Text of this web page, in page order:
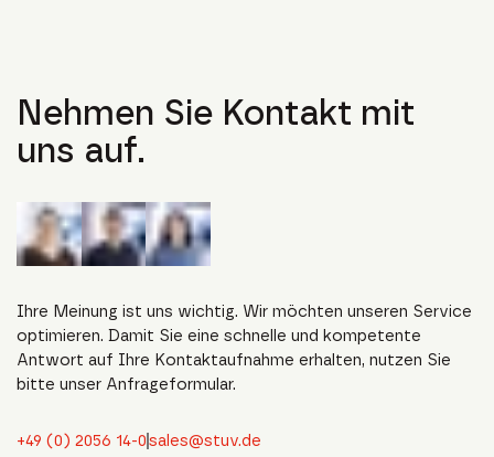
Nehmen Sie Kontakt mit
uns auf.
Ihre Meinung ist uns wichtig. Wir möchten unseren Service
optimieren. Damit Sie eine schnelle und kompetente
Antwort auf Ihre Kontaktaufnahme erhalten, nutzen Sie
bitte unser Anfrageformular.
+49 (0) 2056 14-0sales@stuv.de